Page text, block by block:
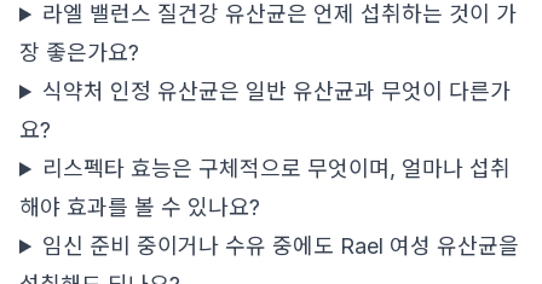
라엘 밸런스 질건강 유산균은 언제 섭취하는 것이 가
장 좋은가요?
식약처 인정 유산균은 일반 유산균과 무엇이 다른가
요?
리스펙타 효능은 구체적으로 무엇이며, 얼마나 섭취
해야 효과를 볼 수 있나요?
임신 준비 중이거나 수유 중에도 Rael 여성 유산균을